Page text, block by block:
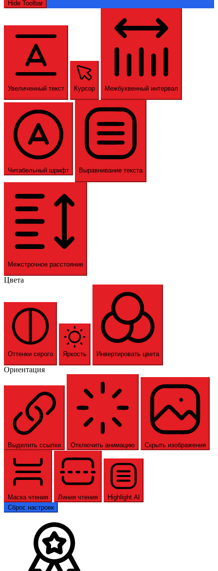
Hide Toolbar
Увеличенный текст Курсор Межбуквенный интервал
Читабельный шрифт Выравнивание текста
Межстрочное расстояние
Цвета
Оттенки серого Яркость Инвертировать цвета
Ориентация
Выделить ссылки Отключить анимацию Скрыть изображения
Маска чтения Линия чтения
Highlight Al
Сброс настроек